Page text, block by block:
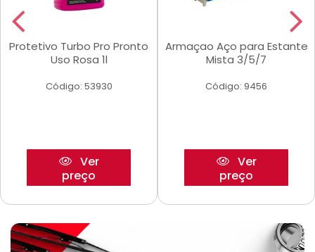
Protetivo Turbo Pro Pronto
Uso Rosa 1l
Código: 53930
Ver
preço
Armaçao Aço para Estante
Mista 3/5/7
Código: 9456
Ver
preço